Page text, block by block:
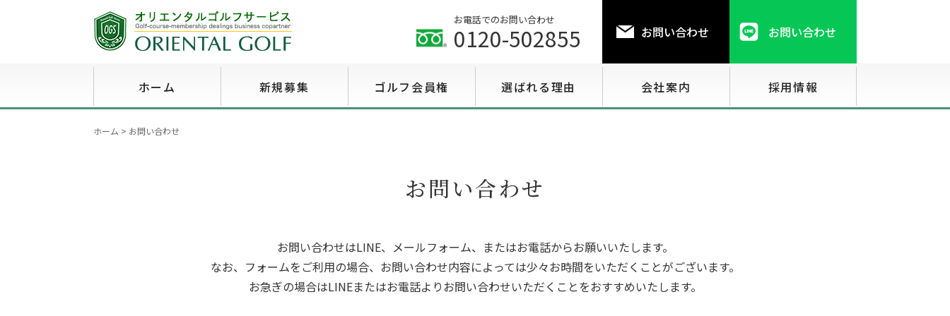
お電話でのお問い合わせ
0120-502855 お問い合わせ お問い合わせ
ホーム 新規募集 ゴルフ会員権
至急買い会員権情報
選ばれる理由 会社案内 採用情報
ホーム > お問い合わせ
お問い合わせ
お問い合わせはLINE、メールフォーム、またはお電話からお願いいたします。
なお、フォームをご利用の場合、お問い合わせ内容によっては少々お時間をいただくことがございます。
お急ぎの場合はLINEまたはお電話よりお問い合わせいただくことをおすすめいたします。